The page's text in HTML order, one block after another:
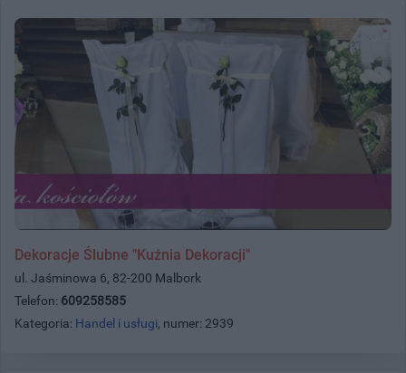
Dekoracje Ślubne "Kuźnia Dekoracji"
ul. Jaśminowa 6, 82-200 Malbork
Telefon: 609258585
Kategoria: Handel i usługi, numer: 2939